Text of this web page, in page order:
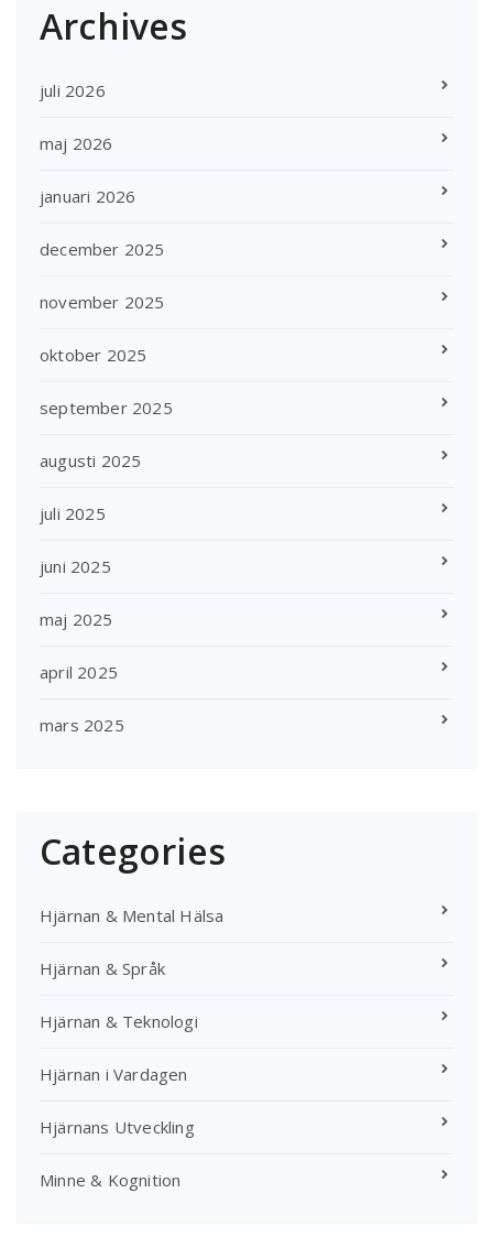
Archives
juli 2026
maj 2026
januari 2026
december 2025
november 2025
oktober 2025
september 2025
augusti 2025
juli 2025
juni 2025
maj 2025
april 2025
mars 2025
Categories
Hjärnan & Mental Hälsa
Hjärnan & Språk
Hjärnan & Teknologi
Hjärnan i Vardagen
Hjärnans Utveckling
Minne & Kognition